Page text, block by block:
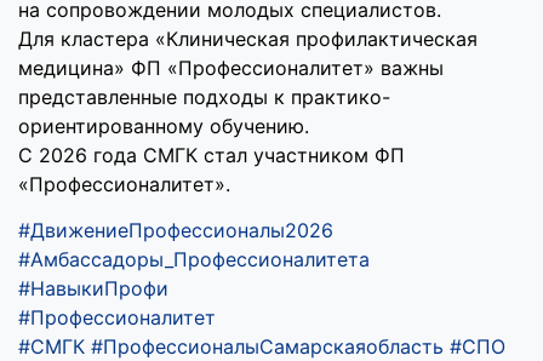
на сопровождении молодых специалистов.
Для кластера «Клиническая профилактическая
медицина» ФП «Профессионалитет» важны
представленные подходы к практико-
ориентированному обучению.
С 2026 года СМГК стал участником ФП
«Профессионалитет».
#ДвижениеПрофессионалы2026
#Амбассадоры_Профессионалитета
#НавыкиПрофи
#Профессионалитет
#СМГК #ПрофессионалыСамарскаяобласть #СПО